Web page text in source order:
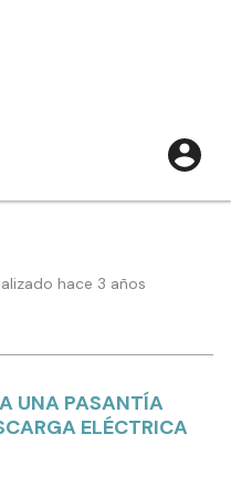
hace 3 años
UNA PASANTÍA
ELÉCTRICA